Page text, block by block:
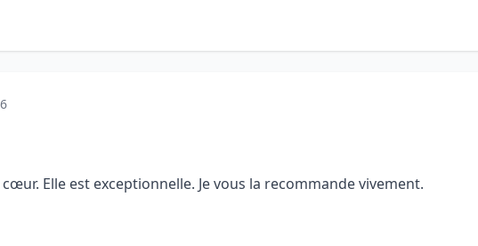
Elle est exceptionnelle. Je vous la recommande vivement.